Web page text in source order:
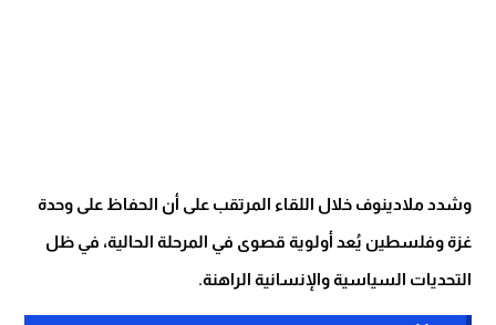
وشدد ملادينوف خلال اللقاء المرتقب على أن الحفاظ على وحدة
غزة وفلسطين يُعد أولوية قصوى في المرحلة الحالية، في ظل
التحديات السياسية والإنسانية الراهنة.